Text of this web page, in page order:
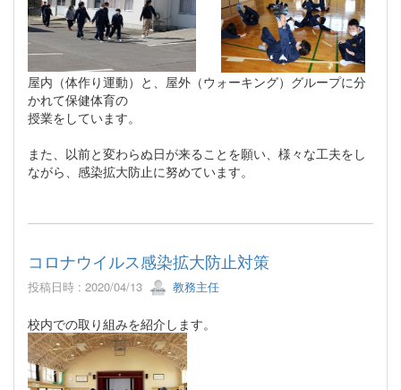
屋内（体作り運動）と、屋外（ウォーキング）グループに分
かれて保健体育の
授業をしています。
また、以前と変わらぬ日が来ることを願い、様々な工夫をし
ながら、感染拡大防止に努めています。
コロナウイルス感染拡大防止対策
投稿日時 : 2020/04/13 教務主任
校内での取り組みを紹介します。